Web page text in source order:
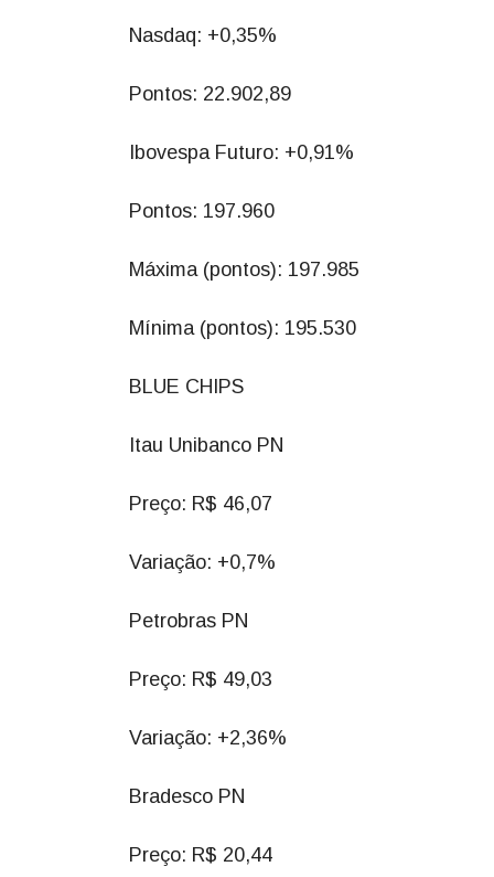
Nasdaq: +0,35%
Pontos: 22.902,89
Ibovespa Futuro: +0,91%
Pontos: 197.960
Máxima (pontos): 197.985
Mínima (pontos): 195.530
BLUE CHIPS
Itau Unibanco PN
Preço: R$ 46,07
Variação: +0,7%
Petrobras PN
Preço: R$ 49,03
Variação: +2,36%
Bradesco PN
Preço: R$ 20,44